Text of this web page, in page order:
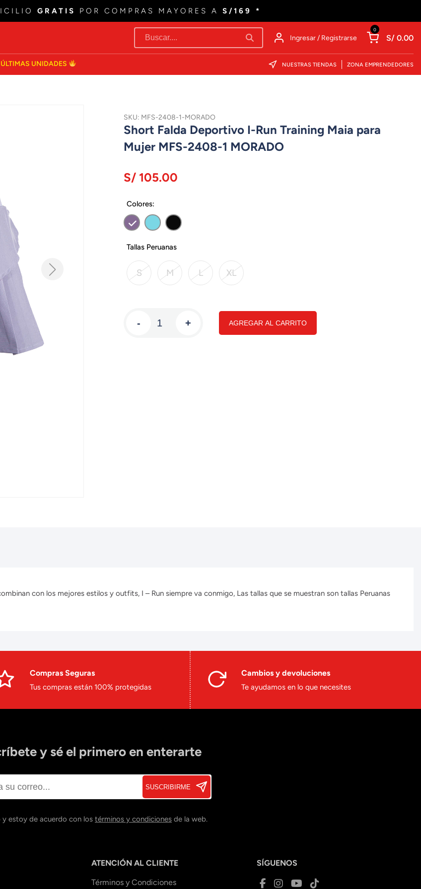
GRATIS POR COMPRAS MAYORES A S/169 *
Ingresar / Registrarse
0
S/ 0.00
ÚLTIMAS UNIDADES NUESTRAS TIENDAS ZONA EMPRENDEDORES
SKU: MFS-2408-1-MORADO
Short Falda Deportivo I-Run Training Maia para
Mujer MFS-2408-1 MORADO
S/ 105.00
Colores:
Tallas Peruanas
S M L XL
- + AGREGAR AL CARRITO
con los mejores estilos y outfits, I – Run siempre va conmigo, Las tallas que se muestran son tallas Peruanas
Compras Seguras
Tus compras están 100% protegidas
Cambios y devoluciones
Te ayudamos en lo que necesites
y sé el primero en enterarte
SUSCRIBIRME
y estoy de acuerdo con los términos y condiciones de la web.
ATENCIÓN AL CLIENTE
Términos y Condiciones
SÍGUENOS